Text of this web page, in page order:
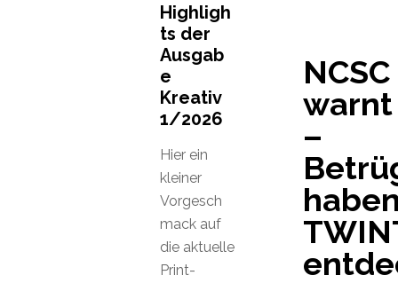
NCSC
warnt
–
Highligh
ts der
Ausgab
e
Kreativ
1/2026
Hier ein
kleiner
Vorgesch
mack auf
die aktuelle
Print-